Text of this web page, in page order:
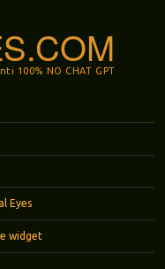
100% NO CHAT GPT
Eyes
widget